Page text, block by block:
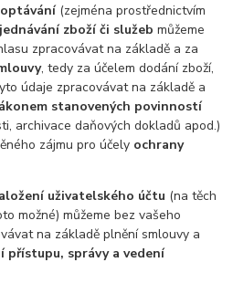
(zejména prostřednictvím
zboží či služebmůžeme
zpracovávat na základě a za
, tedy za účelem dodání zboží,
údaje zpracovávat na základě a
stanovených povinností
archivace daňových dokladů apod.)
zájmu pro účely ochrany
uživatelského účtu (na těch
možné) můžeme bez vašeho
na základě plnění smlouvy a
přístupu, správy a vedení